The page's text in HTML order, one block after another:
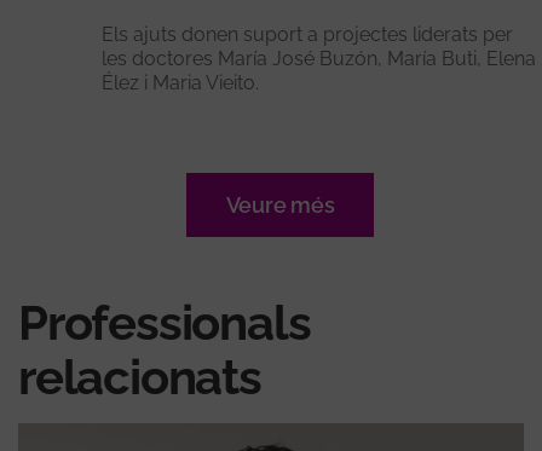
Els ajuts donen suport a projectes liderats per
les doctores María José Buzón, María Buti, Elena
Élez i Maria Vieito.
Veure més
Professionals
relacionats